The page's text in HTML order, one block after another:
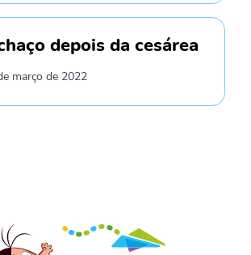
depois da cesárea
março de 2022